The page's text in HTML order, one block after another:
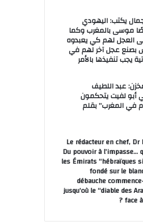
يكتب: اليهودي
موسى بالمغرب وكما
العجل لهم كي يعبدوه
بصنع عجل آخر لهم في
يجب تنفيذها بالأمر
عبد اللطيف
أبو لفيت يتحكمون
في المغرب” بقلم
Le rédacteur en chef,
Du pouvoir à
les Émirats “hébraïques
fondé sur le
débauche
jusqu’où le “diable des
face